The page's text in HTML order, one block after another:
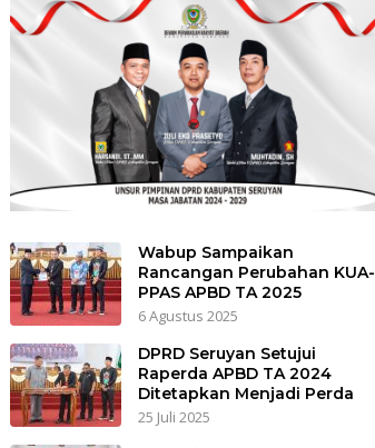
Wabup Sampaikan
Rancangan Perubahan KUA-
PPAS APBD TA 2025
6 Agustus 2025
DPRD Seruyan Setujui
Raperda APBD TA 2024
Ditetapkan Menjadi Perda
25 Juli 2025